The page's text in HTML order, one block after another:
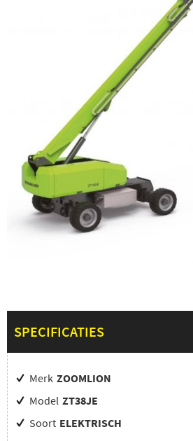
SPECIFICATIES
Merk ZOOMLION
Model ZT38JE
Soort ELEKTRISCH